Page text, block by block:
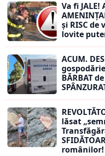
Va fi
și RISC de
lovite
ACUM.
BĂRBAT
lăsat
românilor!